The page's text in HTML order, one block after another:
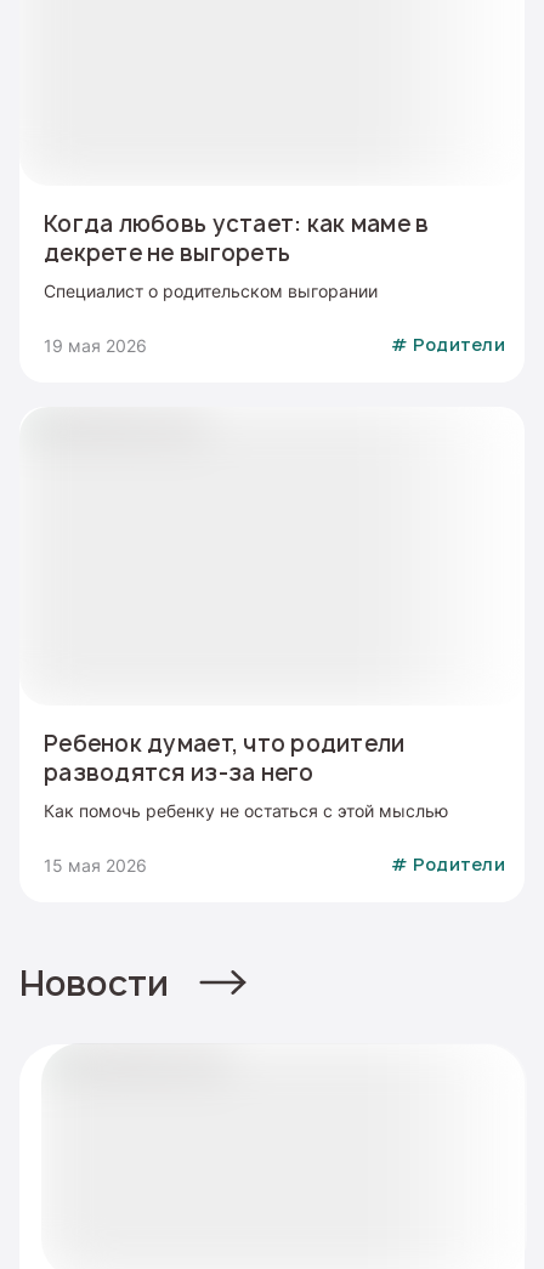
Когда любовь устает: как маме в
декрете не выгореть
Специалист о родительском выгорании
19 мая 2026 # Родители
Ребенок думает, что родители
разводятся из-за него
Как помочь ребенку не остаться с этой мыслью
15 мая 2026 # Родители
Новости